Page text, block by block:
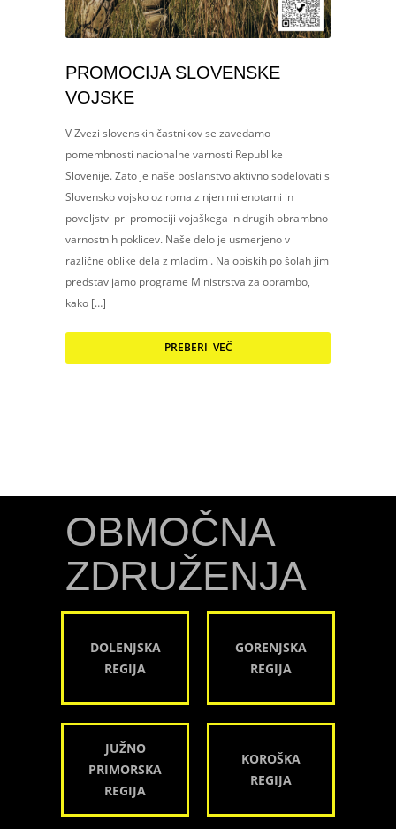
PROMOCIJA SLOVENSKE
VOJSKE
V Zvezi slovenskih častnikov se zavedamo
pomembnosti nacionalne varnosti Republike
Slovenije. Zato je naše poslanstvo aktivno sodelovati s
Slovensko vojsko oziroma z njenimi enotami in
poveljstvi pri promociji vojaškega in drugih obrambno
varnostnih poklicev. Naše delo je usmerjeno v
različne oblike dela z mladimi. Na obiskih po šolah jim
predstavljamo programe Ministrstva za obrambo,
kako […]
PREBERI VEČ
OBMOČNA
ZDRUŽENJA
DOLENJSKA
REGIJA
GORENJSKA
REGIJA
JUŽNO
PRIMORSKA
REGIJA
KOROŠKA
REGIJA